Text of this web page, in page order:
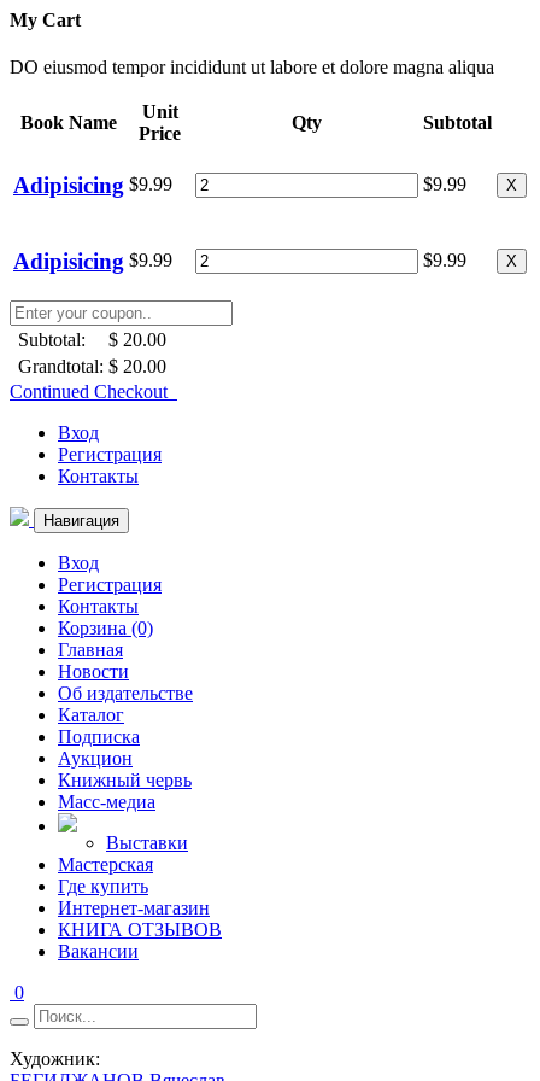
My Cart
DO eiusmod tempor incididunt ut labore et dolore magna aliqua
Book Name
Unit
Price
Qty Subtotal
Adipisicing $9.99 $9.99 X
Adipisicing $9.99 $9.99 X
Subtotal:
$ 20.00
Grandtotal: $ 20.00
Continued Checkout
Вход
Регистрация
Контакты
Навигация
Вход
Регистрация
Контакты
Корзина (0)
Главная
Новости
Об издательстве
Каталог
Подписка
Аукцион
Книжный червь
Масс-медиа
Выставки
Мастерская
Где купить
Интернет-магазин
КНИГА ОТЗЫВОВ
Вакансии
0
Художник: